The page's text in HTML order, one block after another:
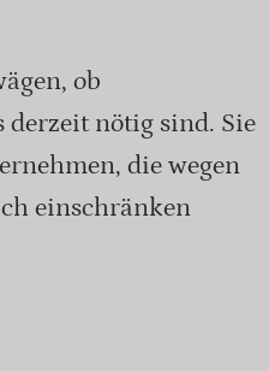
ob
nötig sind. Sie
die wegen
einschränken